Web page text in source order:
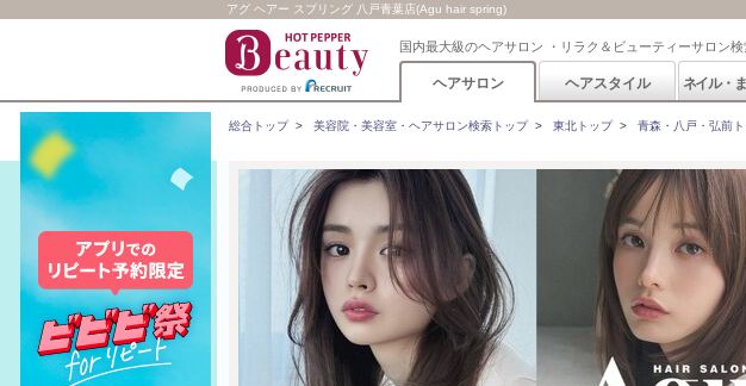
アグ ヘアー スプリング 八戸青葉店(Agu hair spring)
国内最大級のヘアサロン ・リラク＆ビューティーサロン検
ヘアサロン ヘアスタイル ネイル・
総合トップ> 美容院・美容室・ヘアサロン検索トップ> 東北トップ> 青森・八戸・弘前